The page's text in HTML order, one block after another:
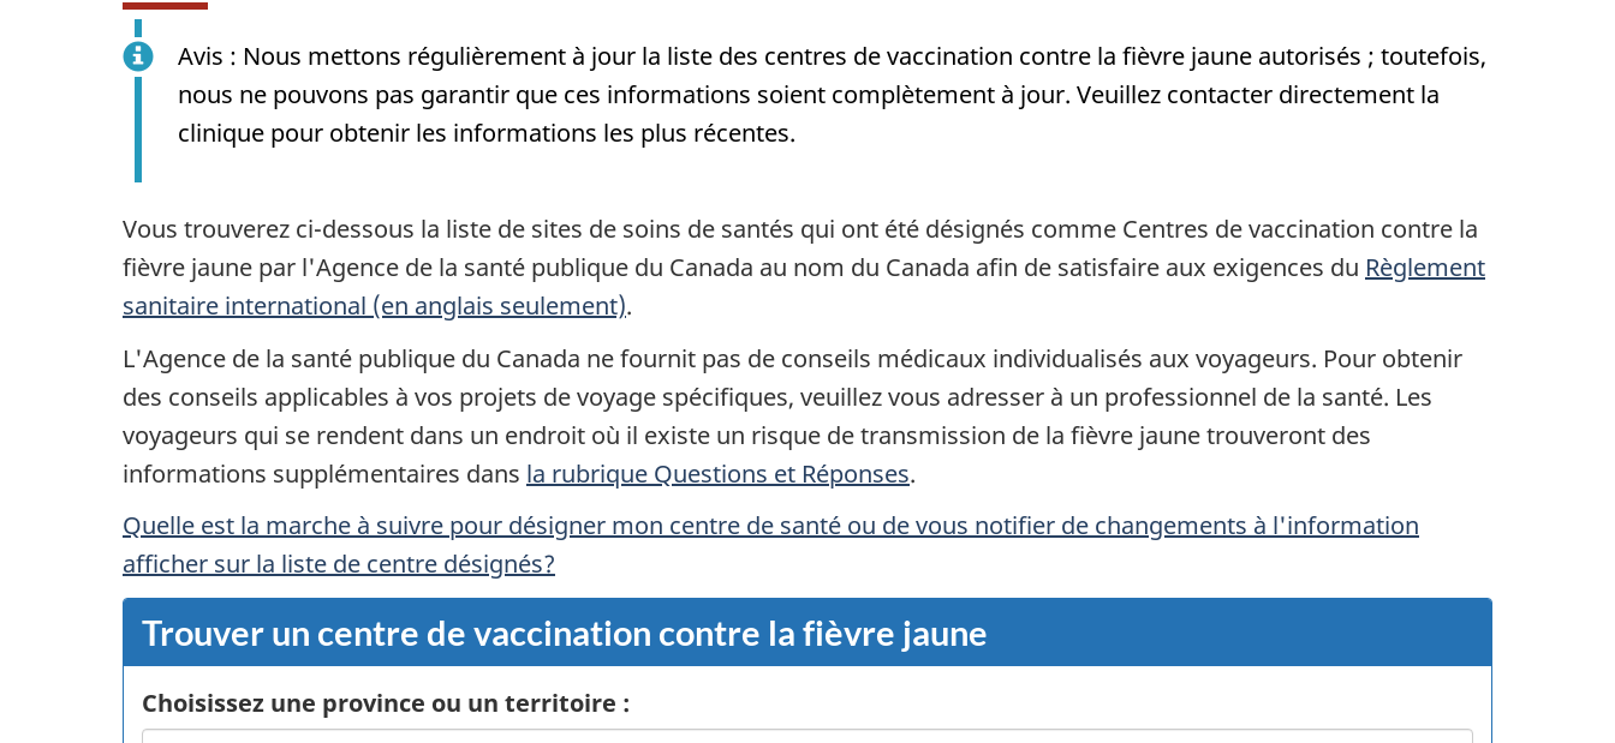
Avis : Nous mettons régulièrement à jour la liste des centres de vaccination contre la fièvre jaune autorisés ; toutefois,
nous ne pouvons pas garantir que ces informations soient complètement à jour. Veuillez contacter directement la
clinique pour obtenir les informations les plus récentes.
Vous trouverez ci-dessous la liste de sites de soins de santés qui ont été désignés comme Centres de vaccination contre la
fièvre jaune par l'Agence de la santé publique du Canada au nom du Canada afin de satisfaire aux exigences du Règlement
sanitaire international (en anglais seulement).
L'Agence de la santé publique du Canada ne fournit pas de conseils médicaux individualisés aux voyageurs. Pour obtenir
des conseils applicables à vos projets de voyage spécifiques, veuillez vous adresser à un professionnel de la santé. Les
voyageurs qui se rendent dans un endroit où il existe un risque de transmission de la fièvre jaune trouveront des
informations supplémentaires dans la rubrique Questions et Réponses.
Quelle est la marche à suivre pour désigner mon centre de santé ou de vous notifier de changements à l'information
afficher sur la liste de centre désignés?
Trouver un centre de vaccination contre la fièvre jaune
Choisissez une province ou un territoire :